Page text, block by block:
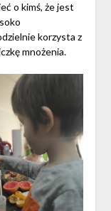
o kimś, że jest
korzysta z
mnożenia.